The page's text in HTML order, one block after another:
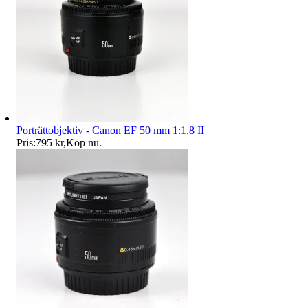
Porträttobjektiv - Canon EF 50 mm 1:1.8 II
Pris:795 kr,Köp nu.